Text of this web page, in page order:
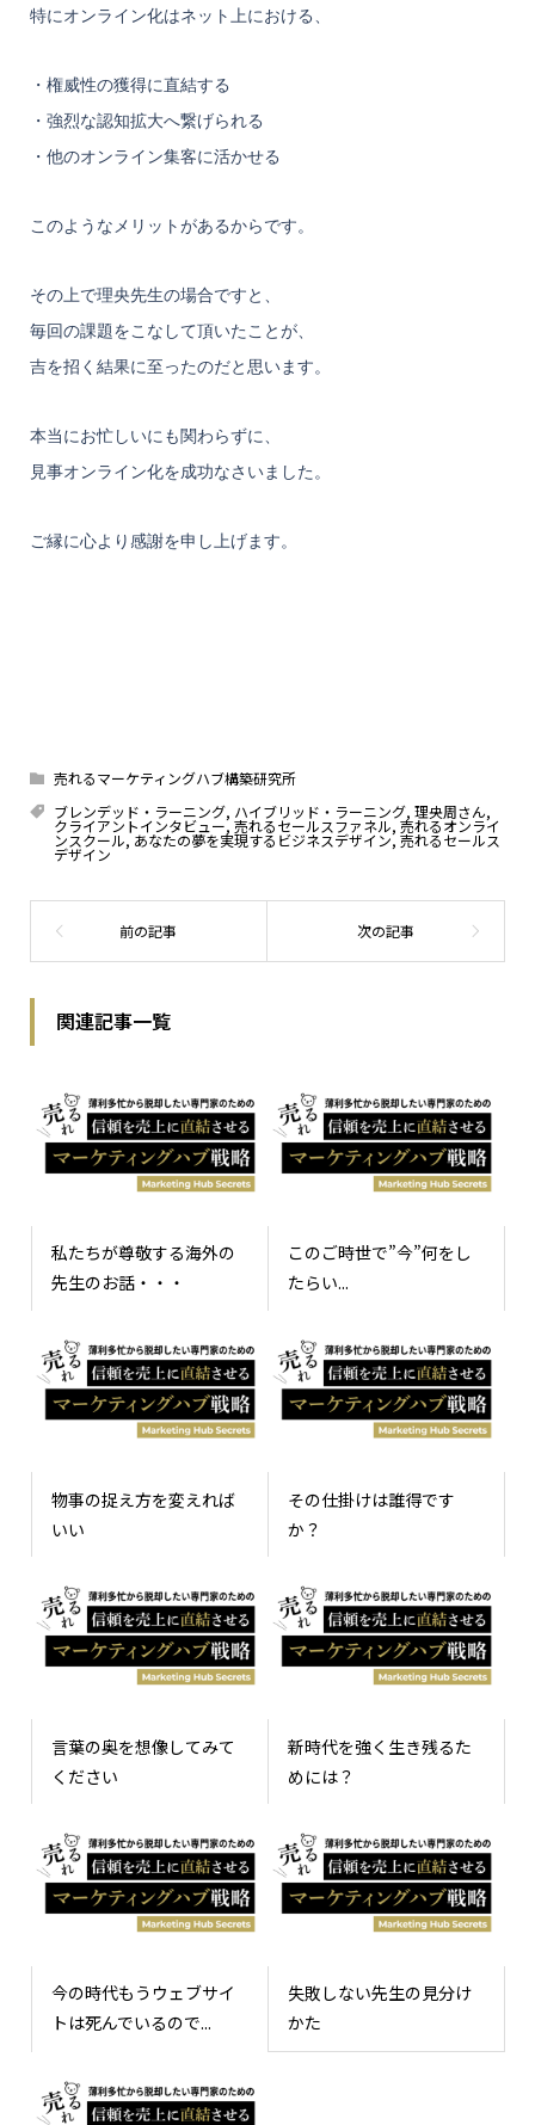
特にオンライン化はネット上における、
・権威性の獲得に直結する
・強烈な認知拡大へ繋げられる
・他のオンライン集客に活かせる
このようなメリットがあるからです。
その上で理央先生の場合ですと、
毎回の課題をこなして頂いたことが、
吉を招く結果に至ったのだと思います。
本当にお忙しいにも関わらずに、
見事オンライン化を成功なさいました。
ご縁に心より感謝を申し上げます。
売れるマーケティングハブ構築研究所
ブレンデッド・ラーニング, ハイブリッド・ラーニング, 理央周さん,
クライアントインタビュー, 売れるセールスファネル,売れるオンライ
ンスクール,あなたの夢を実現するビジネスデザイン, 売れるセールス
デザイン
関連記事一覧
私たちが尊敬する海外の
先生のお話・・・
このご時世で”今”何をし
たらい...
物事の捉え方を変えれば
いい
その仕掛けは誰得です
か？
言葉の奥を想像してみて
ください
新時代を強く生き残るた
めには？
今の時代もうウェブサイ
トは死んでいるので...
失敗しない先生の見分け
かた